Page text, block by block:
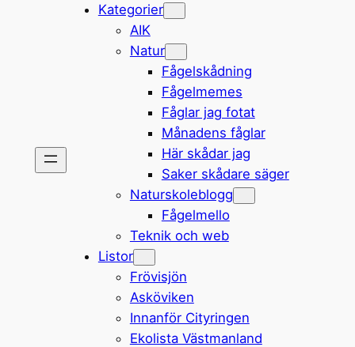
Kategorier
AIK
Natur
Fågelskådning
Fågelmemes
Fåglar jag fotat
Månadens fåglar
Här skådar jag
Saker skådare säger
Naturskoleblogg
Fågelmello
Teknik och web
Listor
Frövisjön
Asköviken
Innanför Cityringen
Ekolista Västmanland